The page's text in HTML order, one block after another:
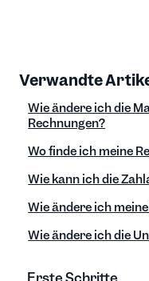
Verwandte
Wie ändere ich die
Rechnungen?
Wo finde ich meine
Wie kann ich die
Wie ändere ich
Wie ändere ich die